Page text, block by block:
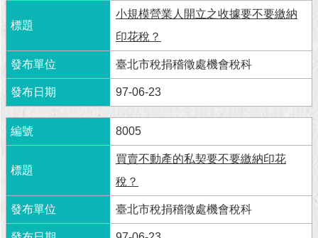
民
動
活
動
主
題
館
頁
小規模營業人開立之收據要不要繳納
印花稅？
臺北市稅捐稽徵處機會稅科
97-06-23
8005
買賣不動產的私契要不要繳納印花
稅？
臺北市稅捐稽徵處機會稅科